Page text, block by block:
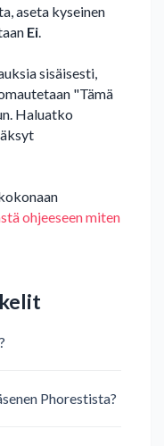
aseta kyseinen
Ei.
sisäisesti,
"Tämä
Haluatko
ohjeeseen miten
Phorestista?